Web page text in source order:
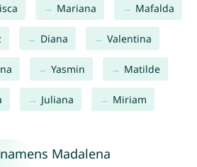
Mariana Mafalda
Diana Valentina
Yasmin Matilde
Juliana Miriam
Madalena